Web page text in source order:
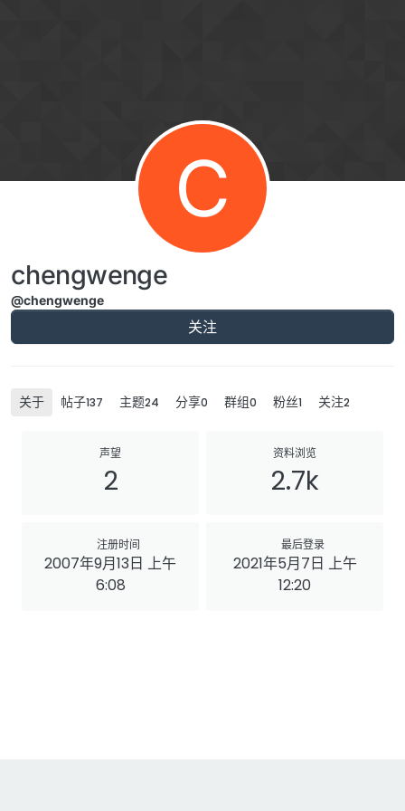
C
chengwenge
@chengwenge
关注
关于 帖子137 主题24 分享0 群组0 粉丝1 关注2
声望
2
资料浏览
2.7k
注册时间
2007年9月13日 上午
6:08
最后登录
2021年5月7日 上午
12:20